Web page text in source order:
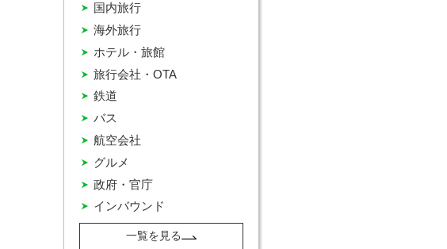
インバウンド
グルメ
バス
ホテル・旅館
国内旅行
政府・官庁
旅行会社・OTA
海外旅行
航空会社
鉄道
一覧を見る